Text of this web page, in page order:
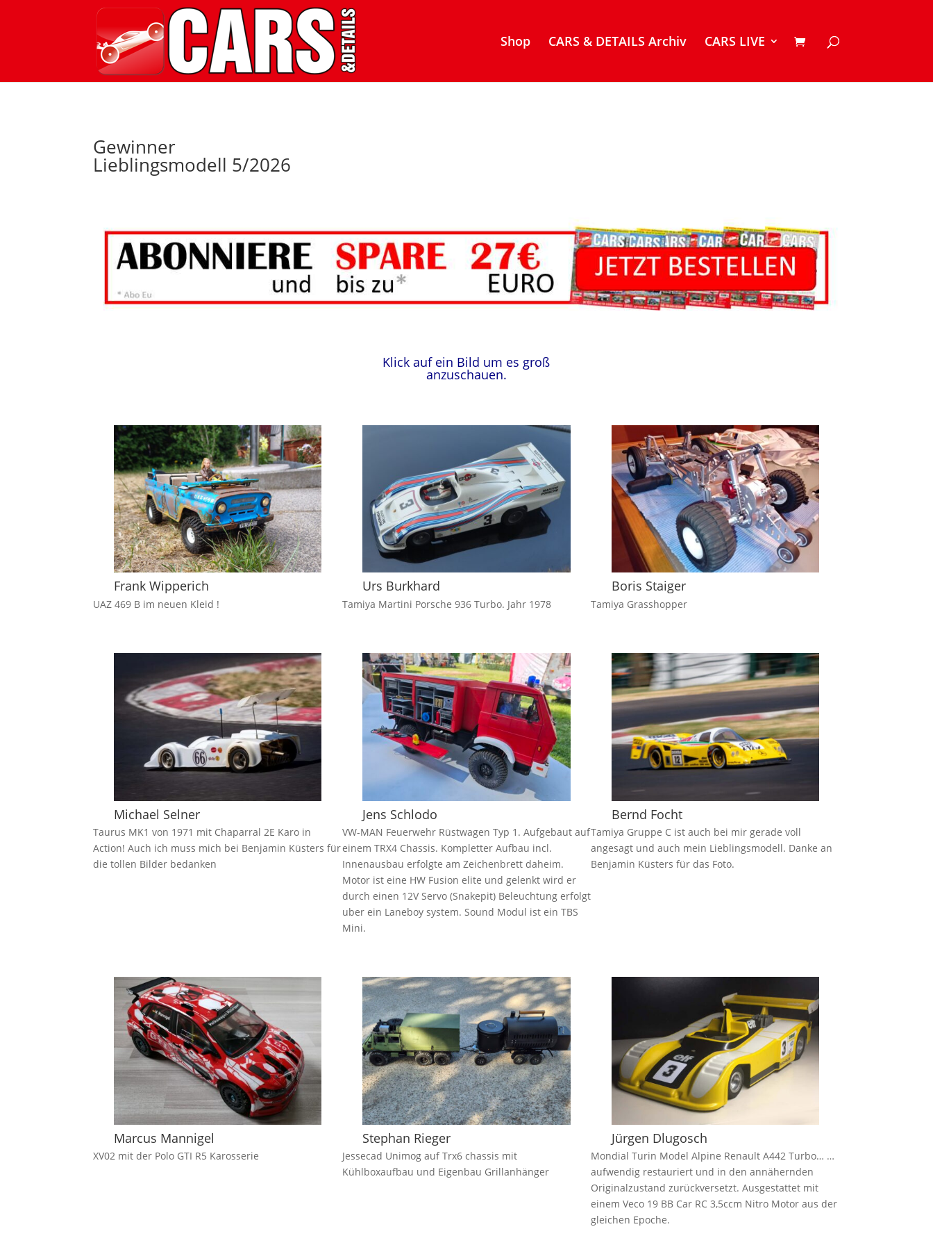
Shop CARS & DETAILS Archiv CARS LIVE
Gewinner
Lieblingsmodell 5/2026
Klick auf ein Bild um es groß
anzuschauen.
Frank Wipperich
UAZ 469 B im neuen Kleid !
Urs Burkhard
Tamiya Martini Porsche 936 Turbo. Jahr 1978
Boris Staiger
Tamiya Grasshopper
Michael Selner
Taurus MK1 von 1971 mit Chaparral 2E Karo in
Action! Auch ich muss mich bei Benjamin Küsters für
die tollen Bilder bedanken
Jens Schlodo
VW-MAN Feuerwehr Rüstwagen Typ 1. Aufgebaut auf
einem TRX4 Chassis. Kompletter Aufbau incl.
Innenausbau erfolgte am Zeichenbrett daheim.
Motor ist eine HW Fusion elite und gelenkt wird er
durch einen 12V Servo (Snakepit) Beleuchtung erfolgt
uber ein Laneboy system. Sound Modul ist ein TBS
Mini.
Bernd Focht
Tamiya Gruppe C ist auch bei mir gerade voll
angesagt und auch mein Lieblingsmodell. Danke an
Benjamin Küsters für das Foto.
Marcus Mannigel
XV02 mit der Polo GTI R5 Karosserie
Stephan Rieger
Jessecad Unimog auf Trx6 chassis mit
Kühlboxaufbau und Eigenbau Grillanhänger
Jürgen Dlugosch
Mondial Turin Model Alpine Renault A442 Turbo… …
aufwendig restauriert und in den annähernden
Originalzustand zurückversetzt. Ausgestattet mit
einem Veco 19 BB Car RC 3,5ccm Nitro Motor aus der
gleichen Epoche.